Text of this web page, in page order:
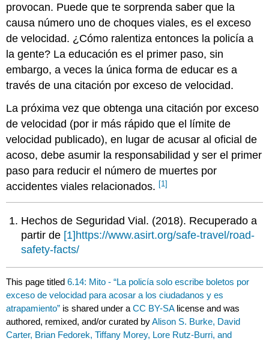
provocan. Puede que te sorprenda saber que la
causa número uno de choques viales, es el exceso
de velocidad. ¿Cómo ralentiza entonces la policía a
la gente? La educación es el primer paso, sin
embargo, a veces la única forma de educar es a
través de una citación por exceso de velocidad.
La próxima vez que obtenga una citación por exceso
de velocidad (por ir más rápido que el límite de
velocidad publicado), en lugar de acusar al oficial de
acoso, debe asumir la responsabilidad y ser el primer
paso para reducir el número de muertes por
accidentes viales relacionados. [1]
Hechos de Seguridad Vial. (2018). Recuperado a
partir de [1]https://www.asirt.org/safe-travel/road-
safety-facts/
This page titled6.14: Mito - “La policía solo escribe boletos por
exceso de velocidad para acosar a los ciudadanos y es
atrapamiento” is shared under aCC BY-SA license and was
authored, remixed, and/or curated byAlison S. Burke, David
Carter, Brian Fedorek, Tiffany Morey, Lore Rutz-Burri, and